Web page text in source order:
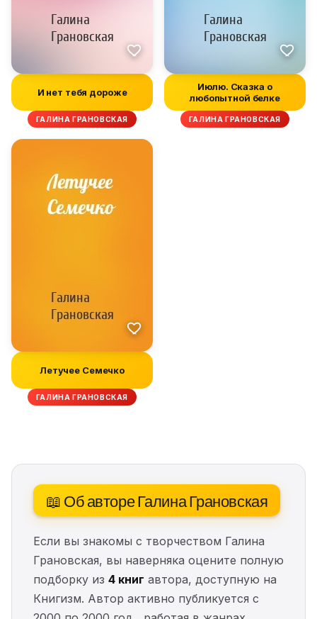
И нет тебя дороже
ГАЛИНА ГРАНОВСКАЯ
Июлю. Сказка о
любопытной белке
ГАЛИНА ГРАНОВСКАЯ
Летучее Семечко
ГАЛИНА ГРАНОВСКАЯ
📖 Об авторе Галина Грановская
Если вы знакомы с творчеством Галина
Грановская, вы наверняка оцените полную
подборку из 4 книг автора, доступную на
Книгизм. Автор активно публикуется с